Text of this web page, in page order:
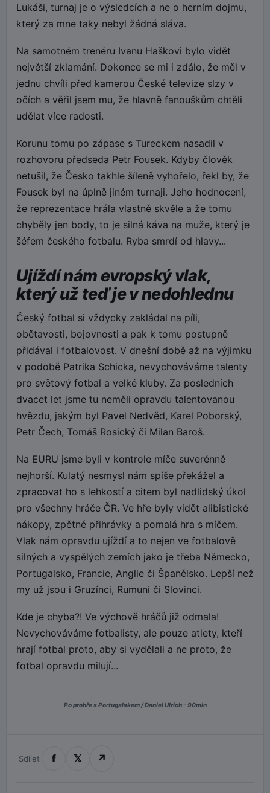
Lukáši, turnaj je o výsledcích a ne o herním dojmu,
který za mne taky nebyl žádná sláva.
Na samotném trenéru Ivanu Haškovi bylo vidět
největší zklamání. Dokonce se mi i zdálo, že měl v
jednu chvíli před kamerou České televize slzy v
očích a věřil jsem mu, že hlavně fanouškům chtěli
udělat více radosti.
Korunu tomu po zápase s Tureckem nasadil v
rozhovoru předseda Petr Fousek. Kdyby člověk
netušil, že Česko takhle šíleně vyhořelo, řekl by, že
Fousek byl na úplně jiném turnaji. Jeho hodnocení,
že reprezentace hrála vlastně skvěle a že tomu
chyběly jen body, to je silná káva na muže, který je
šéfem českého fotbalu. Ryba smrdí od hlavy...
Ujíždí nám evropský vlak,
který už teď je v nedohlednu
Český fotbal si vždycky zakládal na píli,
obětavosti, bojovnosti a pak k tomu postupně
přidával i fotbalovost. V dnešní době až na výjimku
v podobě Patrika Schicka, nevychováváme talenty
pro světový fotbal a velké kluby. Za posledních
dvacet let jsme tu neměli opravdu talentovanou
hvězdu, jakým byl Pavel Nedvěd, Karel Poborský,
Petr Čech, Tomáš Rosický či Milan Baroš.
Na EURU jsme byli v kontrole míče suverénně
nejhorší. Kulatý nesmysl nám spíše překážel a
zpracovat ho s lehkostí a citem byl nadlidský úkol
pro všechny hráče ČR. Ve hře byly vidět alibistické
nákopy, zpětné přihrávky a pomalá hra s míčem.
Vlak nám opravdu ujíždí a to nejen ve fotbalově
silných a vyspělých zemích jako je třeba Německo,
Portugalsko, Francie, Anglie či Španělsko. Lepší než
my už jsou i Gruzínci, Rumuni či Slovinci.
Kde je chyba?! Ve výchově hráčů již odmala!
Nevychováváme fotbalisty, ale pouze atlety, kteří
hrají fotbal proto, aby si vydělali a ne proto, že
fotbal opravdu milují...
Po prohře s Portugalskem / Daniel Ulrich - 90min
Sdílet f 𝕏 ↗